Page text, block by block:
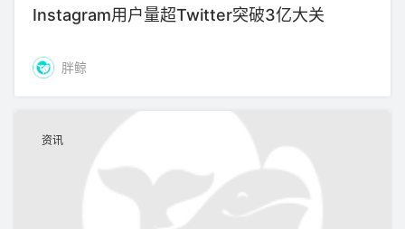
Instagram用户量超Twitter突破3亿大关
胖鲸
资讯